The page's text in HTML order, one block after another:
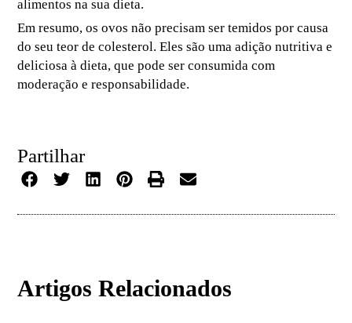
alimentos na sua dieta.
Em resumo, os ovos não precisam ser temidos por causa
do seu teor de colesterol. Eles são uma adição nutritiva e
deliciosa à dieta, que pode ser consumida com
moderação e responsabilidade.
Partilhar
Artigos Relacionados